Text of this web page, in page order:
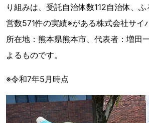
り組みは、受託自治体数112自治体、
営数571件の実績※がある株式会社サイ
所在地：熊本県熊本市、代表者：増田
よるものです。
※令和7年5月時点